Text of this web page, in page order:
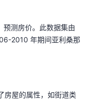
测房价。此数据集由
2010 年期间亚利桑那
房屋的属性，如街道类